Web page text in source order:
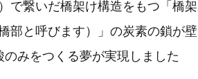
で繋いだ橋架け構造をもつ「橋架
部と呼びます）」の炭素の鎖が壁
みをつくる夢が実現しました